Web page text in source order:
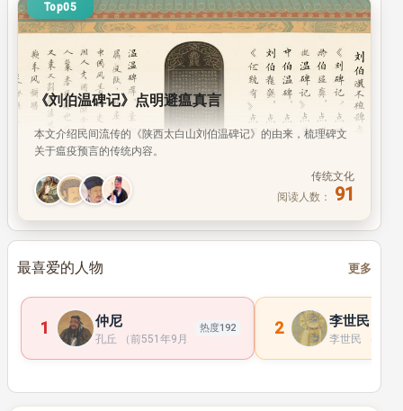
Top05
《刘伯温碑记》点明避瘟真言
本文介绍民间流传的《陕西太白山刘伯温碑记》的由来，梳理碑文
关于瘟疫预言的传统内容。
传统文化
阅读人数：
91
最喜爱的人物 更多
1 仲尼
孔丘 （前551年9月28日 —前479年4月11日 ）， 子 姓 ， 孔 氏
热度192 2 李世民
李世民 （598